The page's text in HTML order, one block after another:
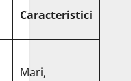
Caracteristici
Mari,